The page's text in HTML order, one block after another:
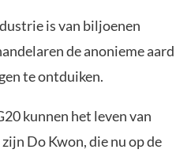
is van biljoenen
de anonieme aard
te ontduiken.
kunnen het leven van
Do Kwon, die nu op de